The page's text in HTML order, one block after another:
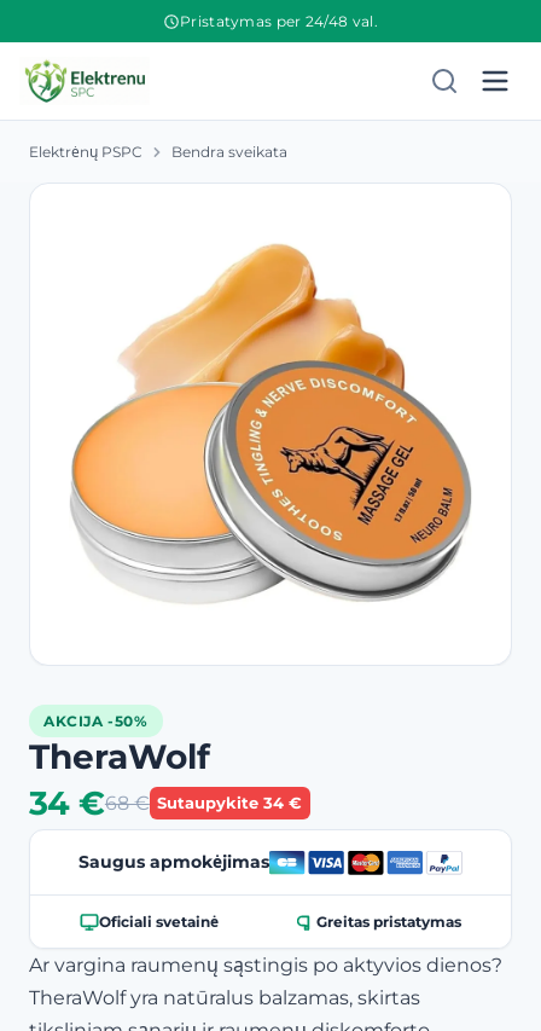
Pristatymas per 24/48 val.
Elektrėnų PSPC Bendra sveikata
AKCIJA -50%
TheraWolf
34 €68 € Sutaupykite 34 €
Saugus apmokėjimas
Oficiali svetainė Greitas pristatymas
Ar vargina raumenų sąstingis po aktyvios dienos?
TheraWolf yra natūralus balzamas, skirtas